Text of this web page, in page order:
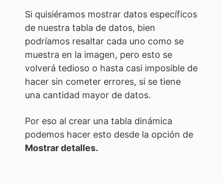
Si quisiéramos mostrar datos específicos
de nuestra tabla de datos, bien
podríamos resaltar cada uno como se
muestra en la imagen, pero esto se
volverá tedioso o hasta casi imposible de
hacer sin cometer errores, si se tiene
una cantidad mayor de datos.
Por eso al crear una tabla dinámica
podemos hacer esto desde la opción de
Mostrar detalles.